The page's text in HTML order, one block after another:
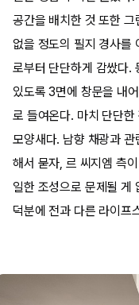
공간을 배치한 것 또한
없을 정도의 필지 경사를
로부터 단단하게 감쌌다.
있도록 3면에 창문을 내
로 들여온다. 마치 단단한
모양새다. 남향 채광과
해서 묻자, 르 씨지엠 측
일한 조성으로 문제될 게
덕분에 전과 다른 라이프